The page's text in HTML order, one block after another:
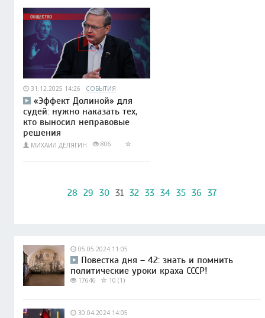
31.12.2025 14:26 СОБЫТИЯ
«Эффект Долиной» для
судей: нужно наказать тех,
кто выносил неправовые
решения
МИХАИЛ ДЕЛЯГИН 806
28 29 30 31 32 33 34 35 36 37
05.05.2024 11:05
Повестка дня – 42: знать и помнить
политические уроки краха СССР!
17646 10 (1)
30.04.2024 14:05